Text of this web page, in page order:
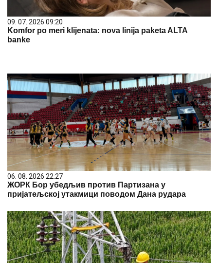
09. 07. 2026 09:20
Komfor po meri klijenata: nova linija paketa ALTA
banke
06. 08. 2026 22:27
ЖОРК Бор убедљив против Партизана у
пријатељској утакмици поводом Дана рудара